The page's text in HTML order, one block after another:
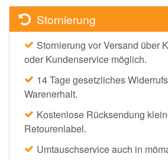
Stornierung
Stornierung vor Versand über
oder Kundenservice möglich.
14 Tage gesetzliches
Warenerhalt.
Kostenlose Rücksendung
Retourenlabel.
Umtauschservice auch in